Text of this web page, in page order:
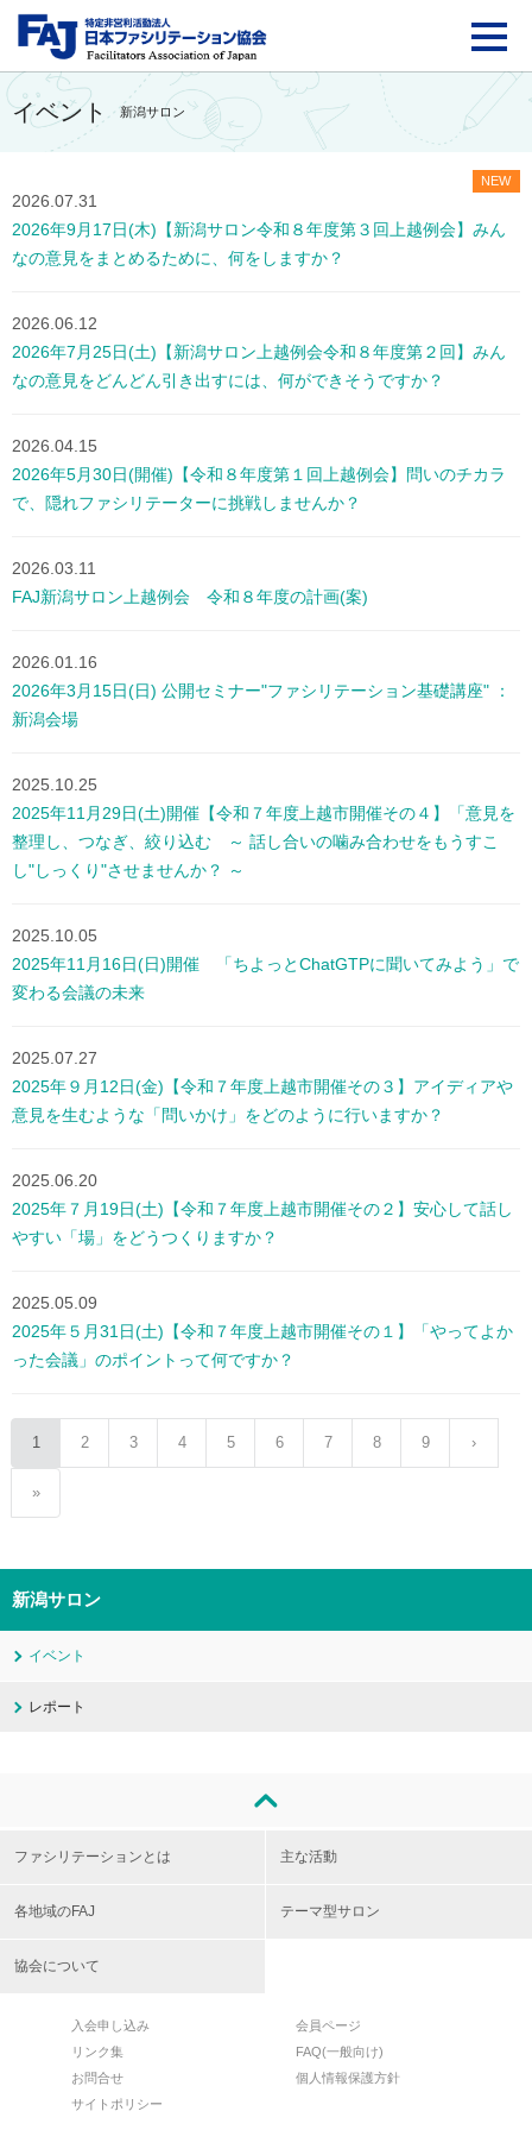
FAJ：特定非営利活動
イベント 新潟サロン
2026.07.31
2026年9月17日(木)【新潟サロン令和８年度第３回上越例会】みん
なの意見をまとめるために、何をしますか？
NEW
2026.06.12
2026年7月25日(土)【新潟サロン上越例会令和８年度第２回】みん
なの意見をどんどん引き出すには、何ができそうですか？
2026.04.15
2026年5月30日(開催)【令和８年度第１回上越例会】問いのチカラ
で、隠れファシリテーターに挑戦しませんか？
2026.03.11
FAJ新潟サロン上越例会 令和８年度の計画(案)
2026.01.16
2026年3月15日(日) 公開セミナー"ファシリテーション基礎講座" ：
新潟会場
2025.10.25
2025年11月29日(土)開催【令和７年度上越市開催その４】「意見を
整理し、つなぎ、絞り込む ～ 話し合いの噛み合わせをもうすこ
し"しっくり"させませんか？ ～
2025.10.05
2025年11月16日(日)開催 「ちよっとChatGTPに聞いてみよう」で
変わる会議の未来
2025.07.27
2025年９月12日(金)【令和７年度上越市開催その３】アイディアや
意見を生むような「問いかけ」をどのように行いますか？
2025.06.20
2025年７月19日(土)【令和７年度上越市開催その２】安心して話し
やすい「場」をどうつくりますか？
2025.05.09
2025年５月31日(土)【令和７年度上越市開催その１】「やってよか
った会議」のポイントって何ですか？
1 2 3 4 5 6 7 8 9 ›
»
新潟サロン
イベント
レポート
ファシリテーションとは 主な活動
各地域のFAJ テーマ型サロン
協会について
入会申し込み
会員ページ
リンク集
FAQ(一般向け)
お問合せ
個人情報保護方針
サイトポリシー